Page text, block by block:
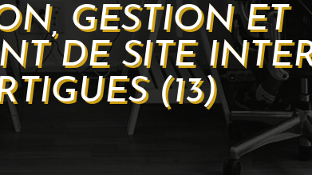
GESTION ET
DE SITE
(13)